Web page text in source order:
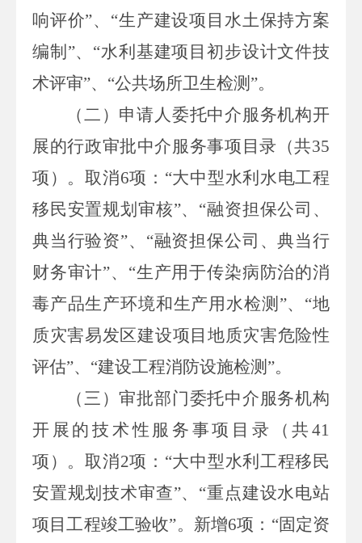
响评价”、“生产建设项目水土保持方案
编制”、“水利基建项目初步设计文件技
术评审”、“公共场所卫生检测”。
（二 ） 申请人委托中介服务机构开
展的行政审批中介服务事项目录 （共35
项） 。取消6项： “大中型水利水电工程
移民安置规划审核”、“融资担保公司、
典当行验资”、“融资担保公司、典当行
财务审计”、“生产用于传染病防治的消
毒产品生产环境和生产用水检测 ”、“地
质灾害易发区建设项目地质灾害危险性
评估”、“建设工程消防设施检测”。
（三）审批部门委托中介服务机构
开展的技术性服务事项目录
（共41
项） 。取消2项： “大中型水利工程移民
安置规划技术审查”、“重点建设水电站
项目工程竣工验收”。 新增6项： “固定资